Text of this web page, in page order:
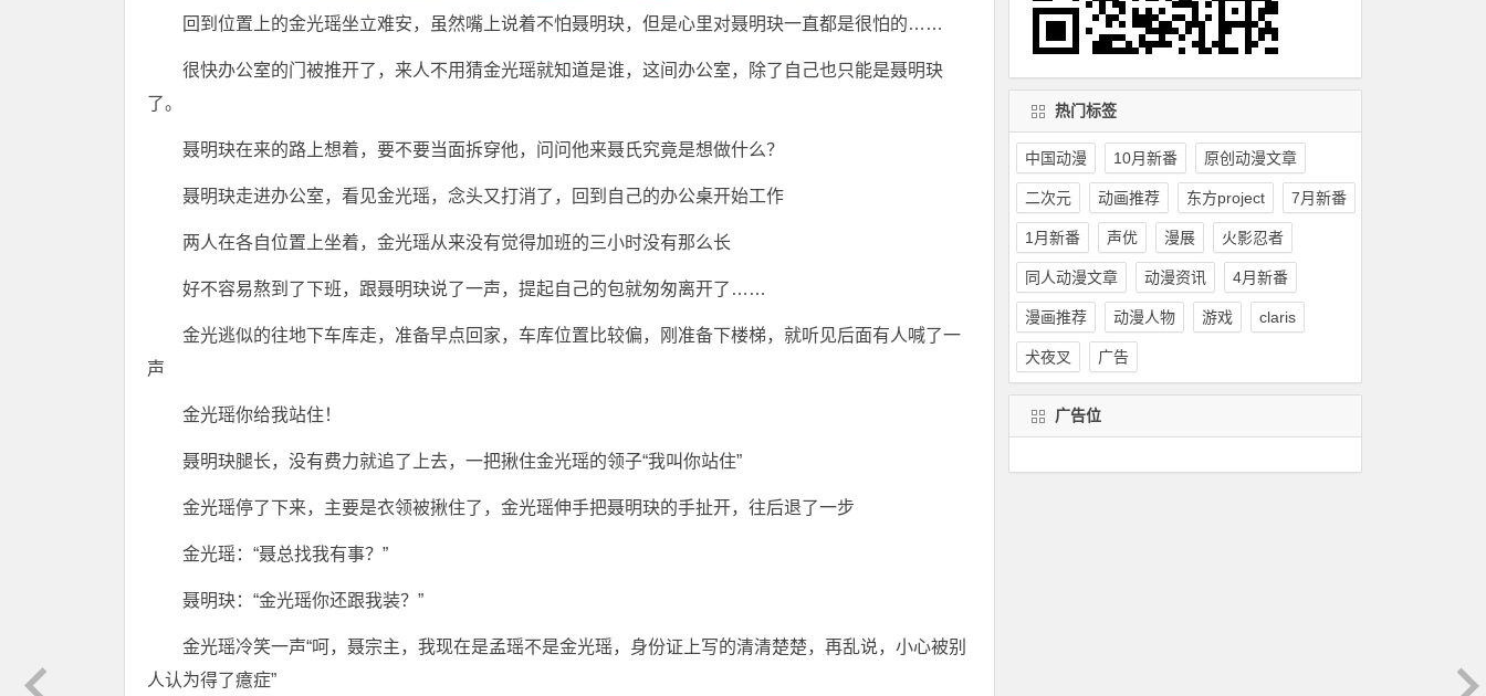
回到位置上的金光瑶坐立难安，虽然嘴上说着不怕聂明玦，但是心里对聂明玦一直都是很怕的……
很快办公室的门被推开了，来人不用猜金光瑶就知道是谁，这间办公室，除了自己也只能是聂明玦
了。
聂明玦在来的路上想着，要不要当面拆穿他，问问他来聂氏究竟是想做什么？
聂明玦走进办公室，看见金光瑶，念头又打消了，回到自己的办公桌开始工作
两人在各自位置上坐着，金光瑶从来没有觉得加班的三小时没有那么长
好不容易熬到了下班，跟聂明玦说了一声，提起自己的包就匆匆离开了……
金光逃似的往地下车库走，准备早点回家，车库位置比较偏，刚准备下楼梯，就听见后面有人喊了一
声
金光瑶你给我站住！
聂明玦腿长，没有费力就追了上去，一把揪住金光瑶的领子“我叫你站住”
金光瑶停了下来，主要是衣领被揪住了，金光瑶伸手把聂明玦的手扯开，往后退了一步
金光瑶：“聂总找我有事？”
聂明玦：“金光瑶你还跟我装？”
金光瑶冷笑一声“呵，聂宗主，我现在是孟瑶不是金光瑶，身份证上写的清清楚楚，再乱说，小心被别
人认为得了癔症”
热门标签
中国动漫 10月新番 原创动漫文章
二次元 动画推荐 东方project 7月新番
1月新番 声优 漫展 火影忍者
同人动漫文章 动漫资讯 4月新番
漫画推荐 动漫人物 游戏 claris
犬夜叉 广告
广告位